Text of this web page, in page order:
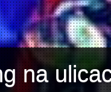
na